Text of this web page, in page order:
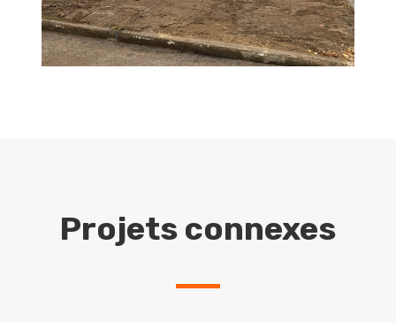
Projets connexes